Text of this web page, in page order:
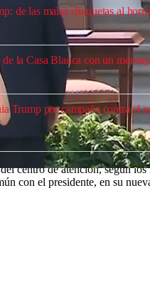
de las malas chaquetas al
la Casa Blanca con un
Trump por campaña contra el
centro de atención, según los
con el presidente, en su